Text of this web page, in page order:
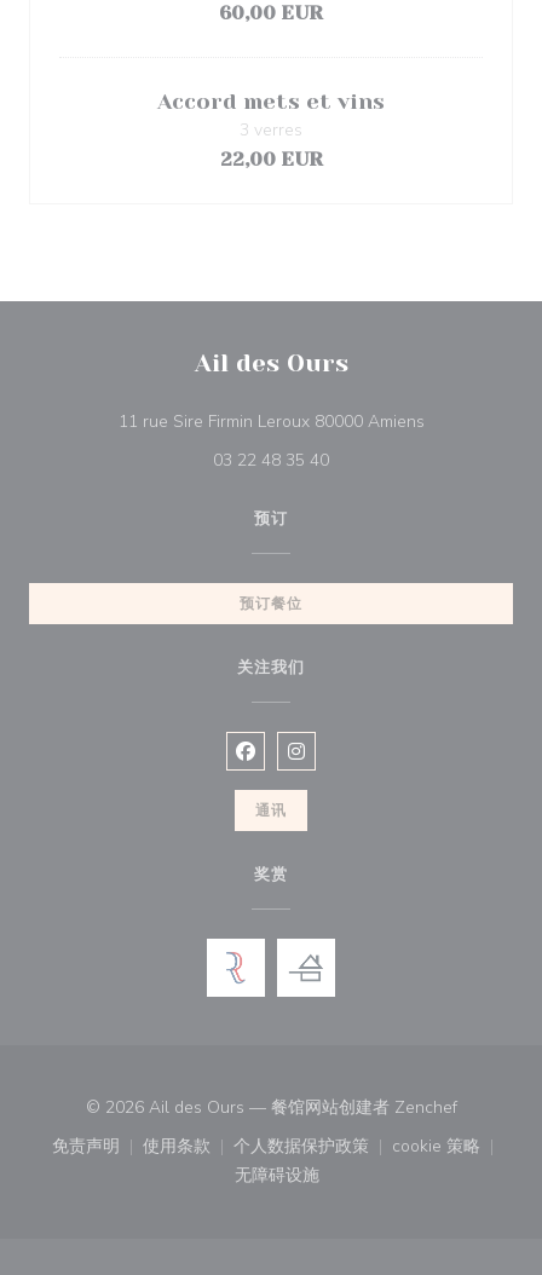
60,00 EUR
Accord mets et vins
3 verres
22,00 EUR
Ail des Ours
11 rue Sire Firmin Leroux 80000 Amiens((在新窗口中打
03 22 48 35 40
预订
预订餐位
关注我们
Facebook ((在新窗口中打开))
Instagram ((在新窗口中打开))
通讯
奖赏
© 2026 Ail des Ours — 餐馆网站创建者 Zenchef((在新窗口
免责声明
((在新窗口中打开))
使用条款
((在新窗口中打开))
个人数据保护政策
((在新窗口中打开))
cookie 策略
((在新窗口
无障碍设施
((在新窗口中打开))